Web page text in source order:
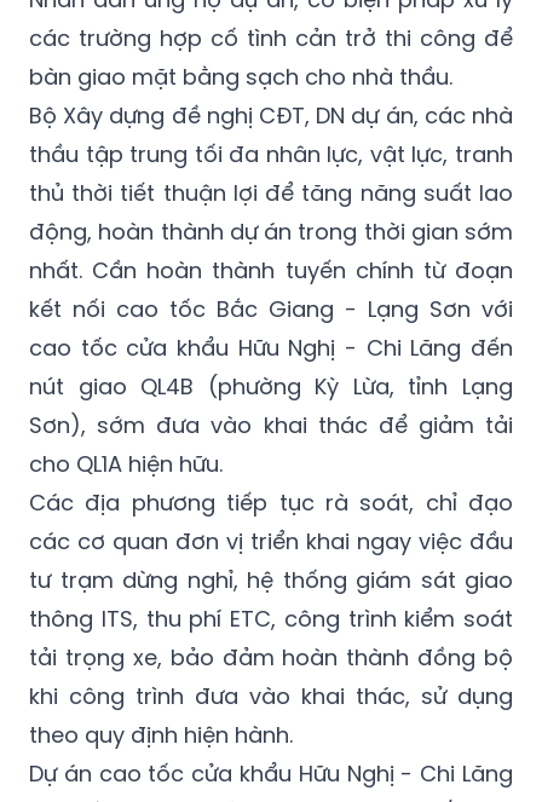
Đăng - Trà Lĩnh. Tuyên truyền, vận động
Nhân dân ủng hộ dự án, có biện pháp xử lý
các trường hợp cố tình cản trở thi công để
bàn giao mặt bằng sạch cho nhà thầu.
Bộ Xây dựng đề nghị CĐT, DN dự án, các nhà
thầu tập trung tối đa nhân lực, vật lực, tranh
thủ thời tiết thuận lợi để tăng năng suất lao
động, hoàn thành dự án trong thời gian sớm
nhất. Cần hoàn thành tuyến chính từ đoạn
kết nối cao tốc Bắc Giang - Lạng Sơn với
cao tốc cửa khẩu Hữu Nghị - Chi Lăng đến
nút giao QL4B (phường Kỳ Lừa, tỉnh Lạng
Sơn), sớm đưa vào khai thác để giảm tải
cho QL1A hiện hữu.
Các địa phương tiếp tục rà soát, chỉ đạo
các cơ quan đơn vị triển khai ngay việc đầu
tư trạm dừng nghỉ, hệ thống giám sát giao
thông ITS, thu phí ETC, công trình kiểm soát
tải trọng xe, bảo đảm hoàn thành đồng bộ
khi công trình đưa vào khai thác, sử dụng